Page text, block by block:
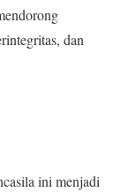
dan
ini menjadi